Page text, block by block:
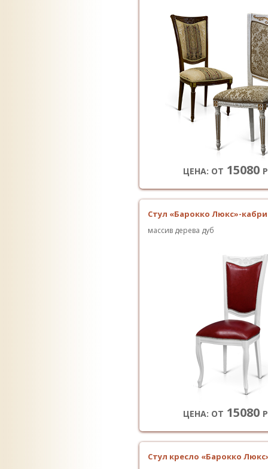
ЦЕНА: ОТ 15080
Стул «Барокко Люкс»-
массив дерева дуб
ЦЕНА: ОТ 15080
Стул кресло «Барокко